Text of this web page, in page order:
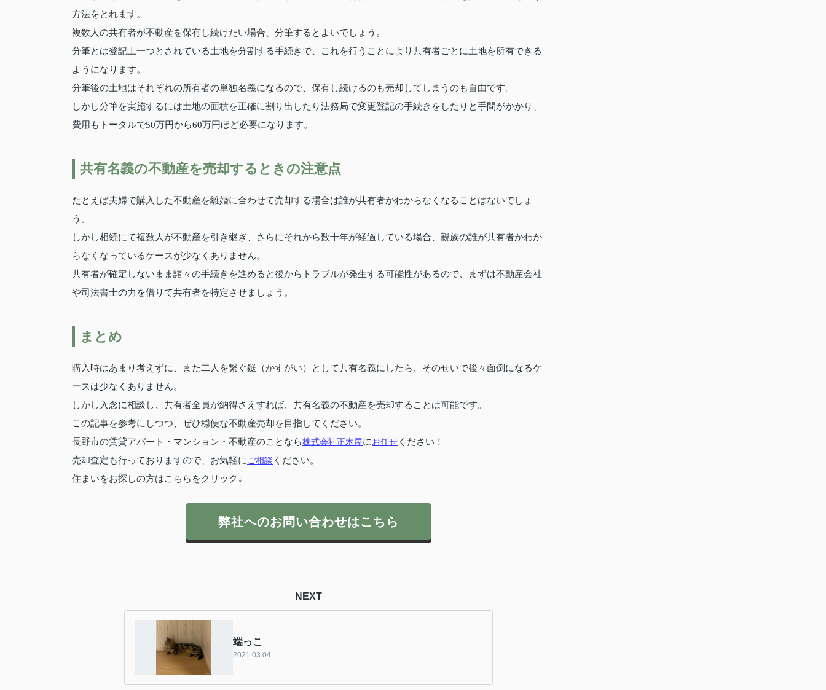
方法をとれます。
複数人の共有者が不動産を保有し続けたい場合、分筆するとよいでしょう。
分筆とは登記上一つとされている土地を分割する手続きで、これを行うことにより共有者ごとに土地を所有できる
ようになります。
分筆後の土地はそれぞれの所有者の単独名義になるので、保有し続けるのも売却してしまうのも自由です。
しかし分筆を実施するには土地の面積を正確に割り出したり法務局で変更登記の手続きをしたりと手間がかかり、
費用もトータルで50万円から60万円ほど必要になります。
共有名義の不動産を売却するときの注意点
たとえば夫婦で購入した不動産を離婚に合わせて売却する場合は誰が共有者かわからなくなることはないでしょ
う。
しかし相続にて複数人が不動産を引き継ぎ、さらにそれから数十年が経過している場合、親族の誰が共有者かわか
らなくなっているケースが少なくありません。
共有者が確定しないまま諸々の手続きを進めると後からトラブルが発生する可能性があるので、まずは不動産会社
や司法書士の力を借りて共有者を特定させましょう。
まとめ
購入時はあまり考えずに、また二人を繋ぐ鎹（かすがい）として共有名義にしたら、そのせいで後々面倒になるケ
ースは少なくありません。
しかし入念に相談し、共有者全員が納得さえすれば、共有名義の不動産を売却することは可能です。
この記事を参考にしつつ、ぜひ穏便な不動産売却を目指してください。
長野市の賃貸アパート・マンション・不動産のことなら株式会社正木屋にお任せ ください！
売却査定も行っておりますので、お気軽に ご相談 ください。
住まいをお探しの方はこちらをクリック↓
弊社へのお問い合わせはこちら
NEXT
端っこ
2021.03.04